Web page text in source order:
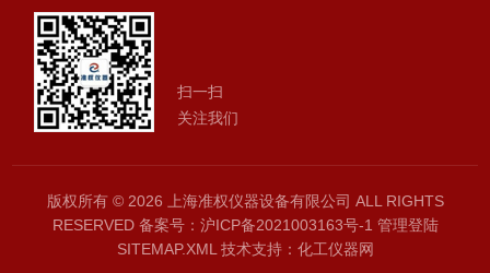
扫一扫
关注我们
版权所有 © 2026 上海准权仪器设备有限公司 ALL RIGHTS
RESERVED 备案号：沪ICP备2021003163号-1 管理登陆
SITEMAP.XML技术支持： 化工仪器网